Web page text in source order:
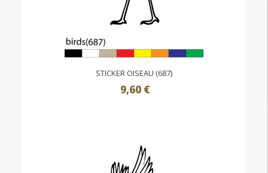
STICKER OISEAU (687)
9,60 €